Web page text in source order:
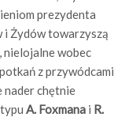
prezydenta
i Żydów towarzyszą
nielojalne wobec
z przywódcami
nader chętnie
A. Foxmana i R.